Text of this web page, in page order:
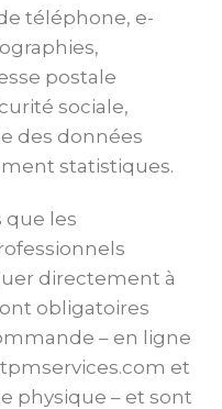
téléphone, e-
postale
sociale,
des données
statistiques.
que les
directement à
obligatoires
– en ligne
et
physique – et sont